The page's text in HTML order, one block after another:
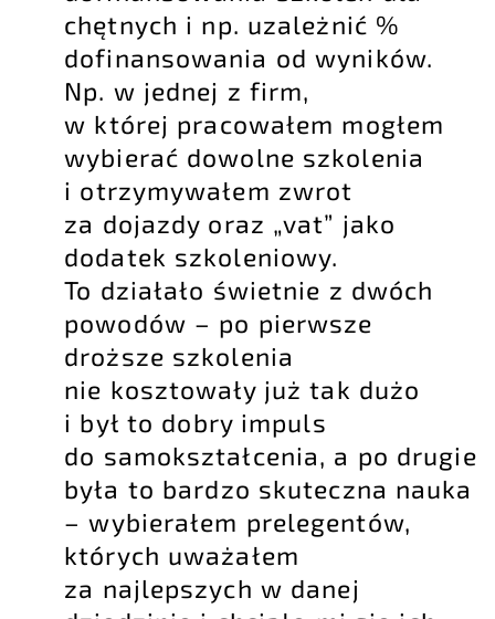
chętnych i np. uzależnić %
dofinansowania od wyników.
Np. w jednej z firm,
w której pracowałem mogłem
wybierać dowolne szkolenia
i otrzymywałem zwrot
za dojazdy oraz „vat” jako
dodatek szkoleniowy.
To działało świetnie z dwóch
powodów – po pierwsze
droższe szkolenia
nie kosztowały już tak dużo
i był to dobry impuls
do samokształcenia, a po drugie
była to bardzo skuteczna nauka
– wybierałem prelegentów,
których uważałem
za najlepszych w danej